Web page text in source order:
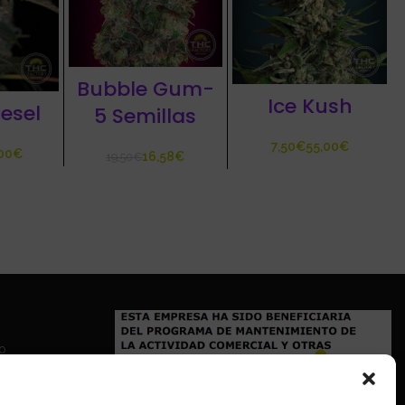
€
Bubble Gum-
5 Semillas
€16,58€
Ice Kush
€ €